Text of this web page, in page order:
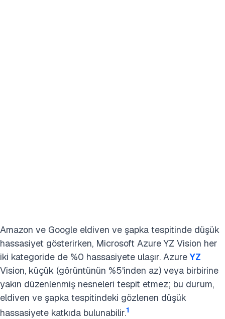
Amazon ve Google eldiven ve şapka tespitinde düşük
hassasiyet gösterirken, Microsoft Azure YZ Vision her
iki kategoride de %0 hassasiyete ulaşır. AzureYZ
Vision, küçük (görüntünün %5'inden az) veya birbirine
yakın düzenlenmiş nesneleri tespit etmez; bu durum,
eldiven ve şapka tespitindeki gözlenen düşük
hassasiyete katkıda bulunabilir.1